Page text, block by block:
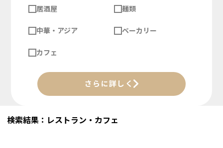
居酒屋 麺類
中華・アジア ベーカリー
カフェ
さらに詳しく
検索結果：レストラン・カフェ